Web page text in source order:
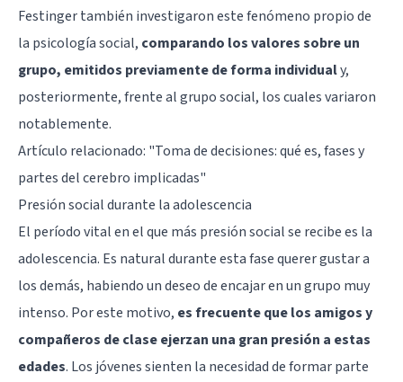
Festingertambién investigaron este fenómeno propio de
la psicología social, comparando los valores sobre un
grupo, emitidos previamente de forma individualy,
posteriormente, frente al grupo social, los cuales variaron
notablemente.
Artículo relacionado: "Toma de decisiones: qué es, fases y
partes del cerebro implicadas"
Presión social durante la adolescencia
El período vital en el que más presión social se recibe es la
adolescencia. Es natural durante esta fase querer gustar a
los demás, habiendo un deseo de encajar en un grupo muy
intenso. Por este motivo, es frecuente que los amigos y
compañeros de clase ejerzan una gran presión a estas
edades. Los jóvenes sienten la necesidad de formar parte